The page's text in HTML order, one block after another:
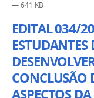
— 641 KB
EDITAL 034/
CONCLUSÃO
ASPECTOS